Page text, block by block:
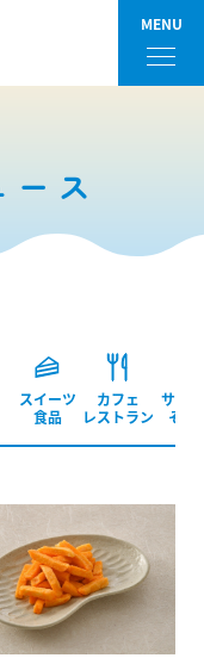
MENU
ース
スイーツ
食品
カフェ
レストラン
サー
その